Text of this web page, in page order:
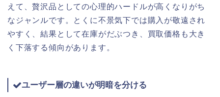
えて、贅沢品としての心理的ハードルが高くなりがち
なジャンルです。とくに不景気下では購入が敬遠され
やすく、結果として在庫がだぶつき、買取価格も大き
く下落する傾向があります。
ユーザー層の違いが明暗を分ける